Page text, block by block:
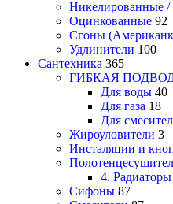
Никелированные
Оцинкованные 92
Сгоны
Удлинители 100
Сантехника 365
ГИБКАЯ
Для воды 40
Для газа 18
Для
Жироуловители 3
Инсталяции и
4.
Сифоны 87